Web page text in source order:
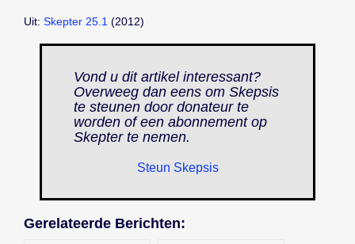
Uit: Skepter 25.1 (2012)
Vond u dit artikel interessant?
Overweeg dan eens om Skepsis
te steunen door donateur te
worden of een abonnement op
Skepterte nemen.
Steun Skepsis
Gerelateerde Berichten: